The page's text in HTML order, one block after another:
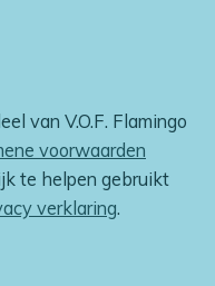
van V.O.F. Flamingo
voorwaarden
te helpen gebruikt
verklaring.